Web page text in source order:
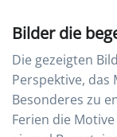
Bilder die
Die gezeigten
Perspektive,
Besonderes zu
Ferien die